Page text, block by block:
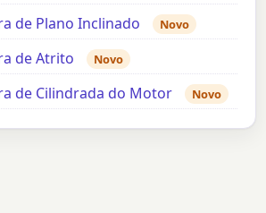
de Plano Inclinado Novo
de Atrito Novo
de Cilindrada do Motor Novo